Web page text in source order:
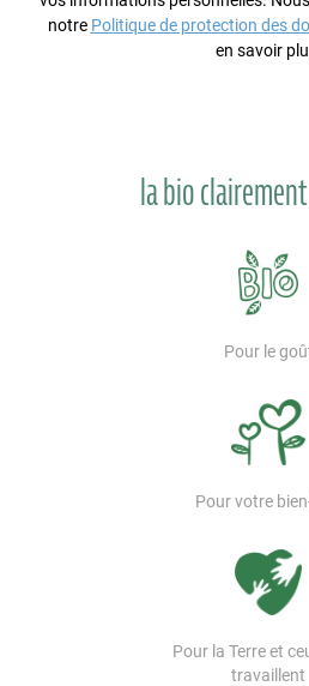
notre Politique de protection des
en savoir
la bio
Pour le
Pour votre
Pour la Terre et
travaillent